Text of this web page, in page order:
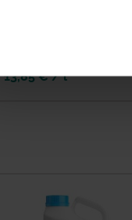
13,85 € / l